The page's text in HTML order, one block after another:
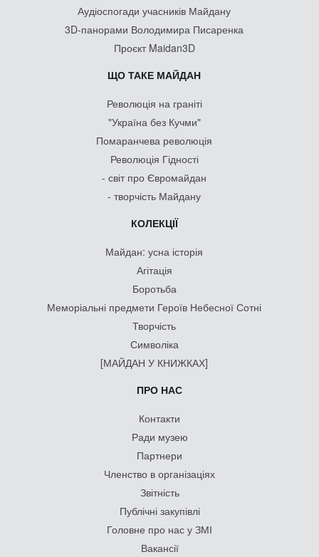
Аудіоспогади учасників Майдану
3D-панорами Володимира Писаренка
Проєкт Maidan3D
ЩО ТАКЕ МАЙДАН
Революція на граніті
"Україна без Кучми"
Помаранчева революція
Революція Гідності
- світ про Євромайдан
- творчість Майдану
КОЛЕКЦІЇ
Майдан: усна історія
Агітація
Боротьба
Меморіальні предмети Героїв Небесної Сотні
Творчість
Символіка
[МАЙДАН У КНИЖКАХ]
ПРО НАС
Контакти
Ради музею
Партнери
Членство в організаціях
Звітність
Публічні закупівлі
Головне про нас у ЗМІ
Вакансії